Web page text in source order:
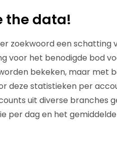
the data!
zoekwoord een schatting
voor het benodigde bod
bekeken, maar met
deze statistieken per
uit diverse branches
per dag en het